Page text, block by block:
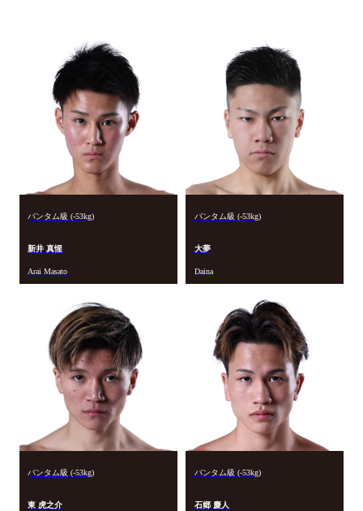
バンタム級 (-53kg)
新井 真惺
Arai Masato
バンタム級 (-53kg)
大夢
Daina
バンタム級 (-53kg)
東 虎之介
バンタム級 (-53kg)
石郷 慶人